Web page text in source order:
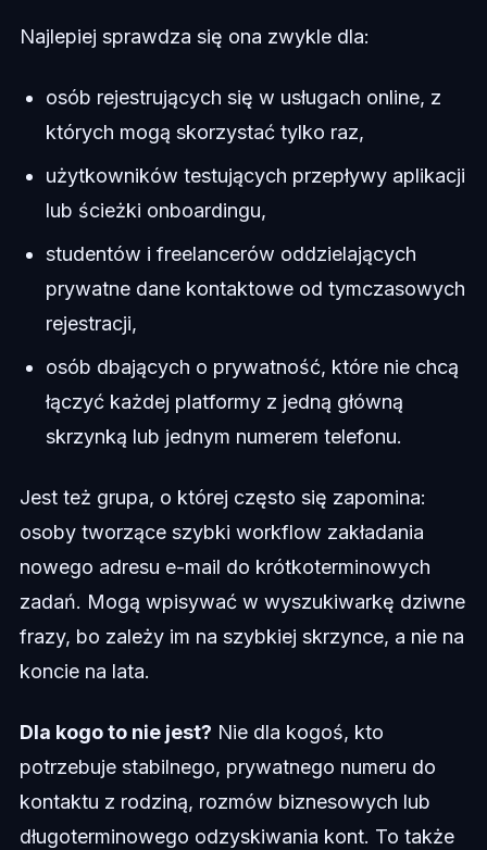
Najlepiej sprawdza się ona zwykle dla:
osób rejestrujących się w usługach online, z
których mogą skorzystać tylko raz,
użytkowników testujących przepływy aplikacji
lub ścieżki onboardingu,
studentów i freelancerów oddzielających
prywatne dane kontaktowe od tymczasowych
rejestracji,
osób dbających o prywatność, które nie chcą
łączyć każdej platformy z jedną główną
skrzynką lub jednym numerem telefonu.
Jest też grupa, o której często się zapomina:
osoby tworzące szybki workflow zakładania
nowego adresu e-mail do krótkoterminowych
zadań. Mogą wpisywać w wyszukiwarkę dziwne
frazy, bo zależy im na szybkiej skrzynce, a nie na
koncie na lata.
Dla kogo to nie jest? Nie dla kogoś, kto
potrzebuje stabilnego, prywatnego numeru do
kontaktu z rodziną, rozmów biznesowych lub
długoterminowego odzyskiwania kont. To także